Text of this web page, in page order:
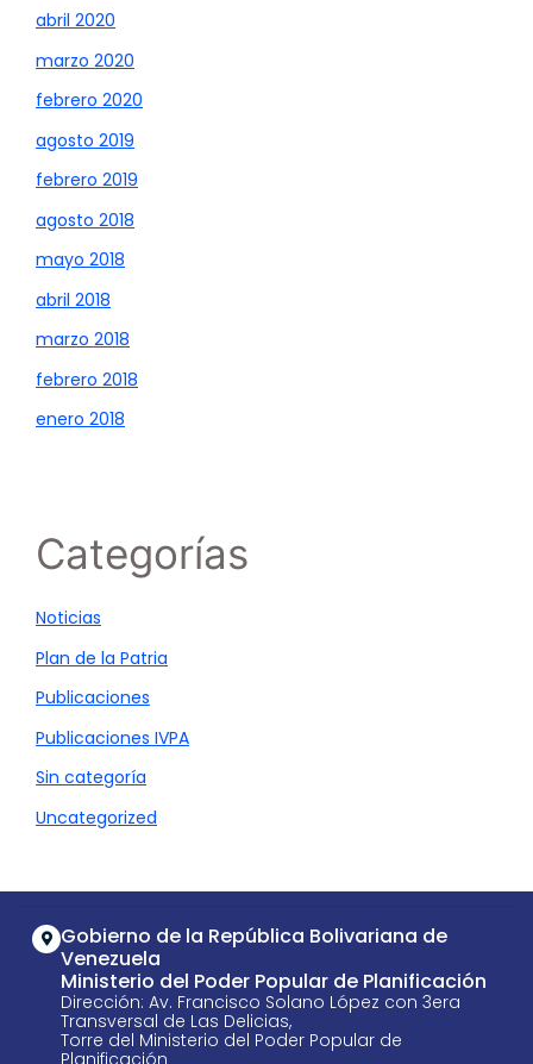
abril 2020
marzo 2020
febrero 2020
agosto 2019
febrero 2019
agosto 2018
mayo 2018
abril 2018
marzo 2018
febrero 2018
enero 2018
Categorías
Noticias
Plan de la Patria
Publicaciones
Publicaciones IVPA
Sin categoría
Uncategorized
Gobierno de la República Bolivariana de
Venezuela
Ministerio del Poder Popular de Planificación
Dirección: Av. Francisco Solano López con 3era
Transversal de Las Delicias,
Torre del Ministerio del Poder Popular de
Planificación